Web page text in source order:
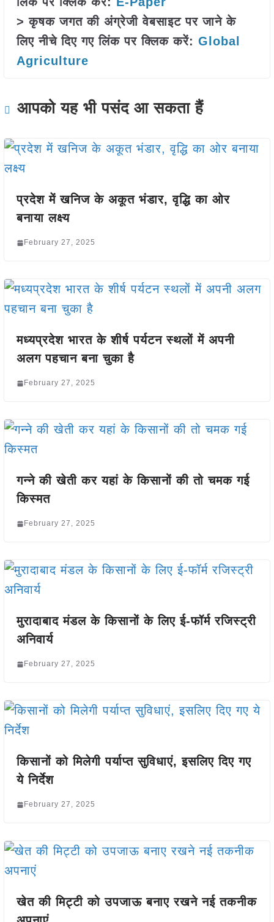
> कृषक जगत की अंग्रेजी वेबसाइट पर जाने के
लिए नीचे दिए गए लिंक पर क्लिक करें: Global
Agriculture
आपको यह भी पसंद आ सकता हैं
प्रदेश में खनिज के अकूत भंडार, वृद्धि का ओर
बनाया लक्ष्य
February 27, 2025
मध्यप्रदेश भारत के शीर्ष पर्यटन स्थलों में अपनी
अलग पहचान बना चुका है
February 27, 2025
गन्ने की खेती कर यहां के किसानों की तो चमक गई
किस्मत
February 27, 2025
मुरादाबाद मंडल के किसानों के लिए ई-फॉर्म रजिस्ट्री
अनिवार्य
February 27, 2025
किसानों को मिलेगी पर्याप्त सुविधाएं, इसलिए दिए गए
ये निर्देश
February 27, 2025
खेत की मिट्टी को उपजाऊ बनाए रखने नई तकनीक